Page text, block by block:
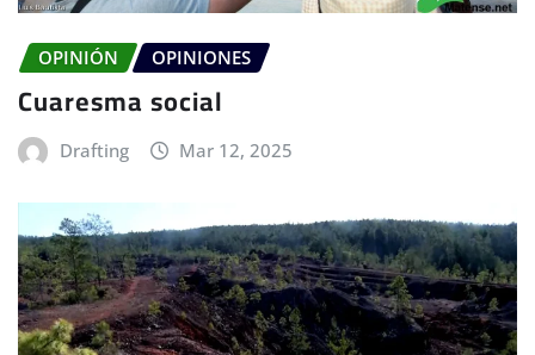
OPINIÓN OPINIONES
Cuaresma social
Drafting Mar 12, 2025